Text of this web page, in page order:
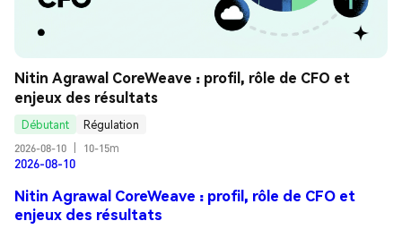
Nitin Agrawal CoreWeave : profil, rôle de CFO et
enjeux des résultats
Débutant
Régulation
2026-08-10
10-15m
2026-08-10
Nitin Agrawal CoreWeave : profil, rôle de CFO et
enjeux des résultats